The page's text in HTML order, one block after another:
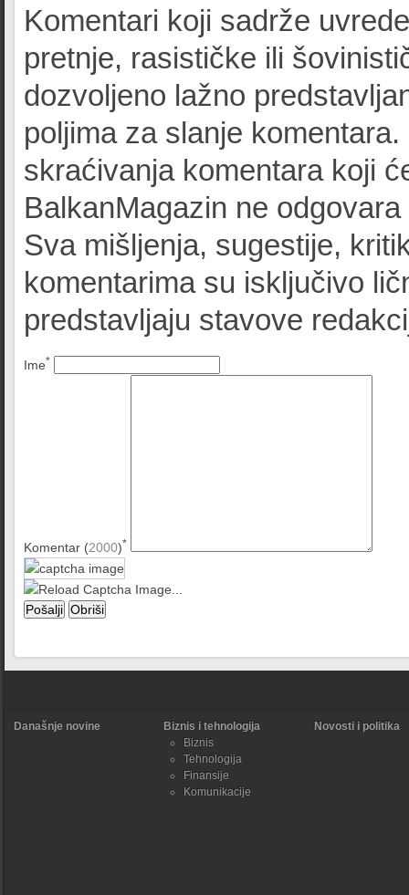
Komentari koji sadrže
pretnje, rasističke ili
dozvoljeno lažno
poljima za slanje
skraćivanja komentara koji
BalkanMagazin ne
Sva mišljenja, sugestije,
komentarima su isključivo
predstavljaju stavove
Ime*
Komentar (2000)*
Današnje novine
Biznis i tehnologija
Biznis
Tehnologija
Finansije
Komunikacije
Novosti i politika